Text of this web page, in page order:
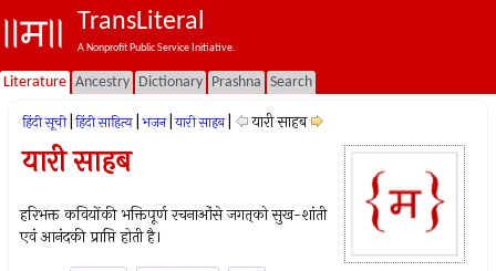
TransLiteral
A Nonprofit Public Service Initiative.
Literature Ancestry Dictionary Prashna Search
हिंदी सूची हिंदी साहित्य भजन यारी साहब यारी साहब
यारी साहब
हरिभक्त कवियोंकी भक्तिपूर्ण रचनाओंसे जगत्‌को सुख-शांती
एवं आनंदकी प्राप्ति होती है।